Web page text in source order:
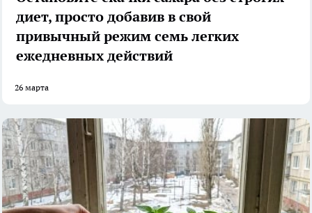
диет, просто добавив в свой
привычный режим семь легких
ежедневных действий
26 марта